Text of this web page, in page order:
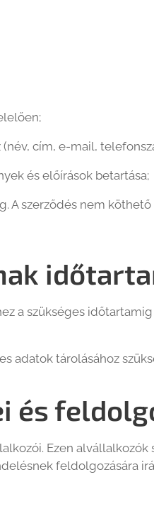
cím, e-mail,
és előírások betartása;
A szerződés nem
a szükséges időtartamig
adatok tárolásához
és
Ezen alvállalkozók
feldolgozására